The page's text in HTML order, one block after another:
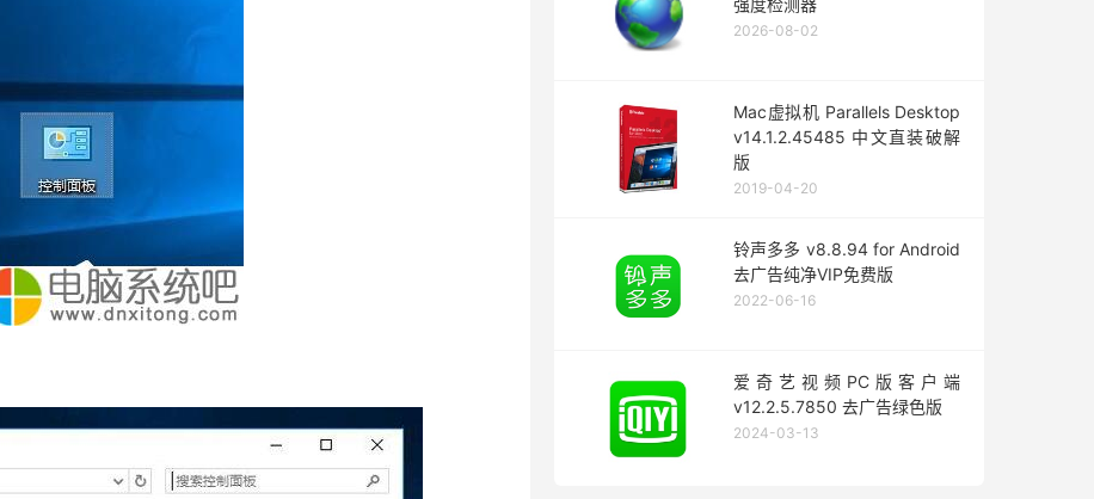
强度检测器
2026-08-02
Mac虚拟机 Parallels Desktop
v14.1.2.45485 中文直装破解
版
2019-04-20
铃声多多 v8.8.94 for Android
去广告纯净VIP免费版
2022-06-16
爱奇艺视频PC版客户端
v12.2.5.7850 去广告绿色版
2024-03-13